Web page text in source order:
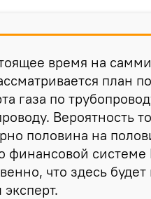
время на
план
газа по
Вероятность
половина на
финансовой
что здесь
эксперт.